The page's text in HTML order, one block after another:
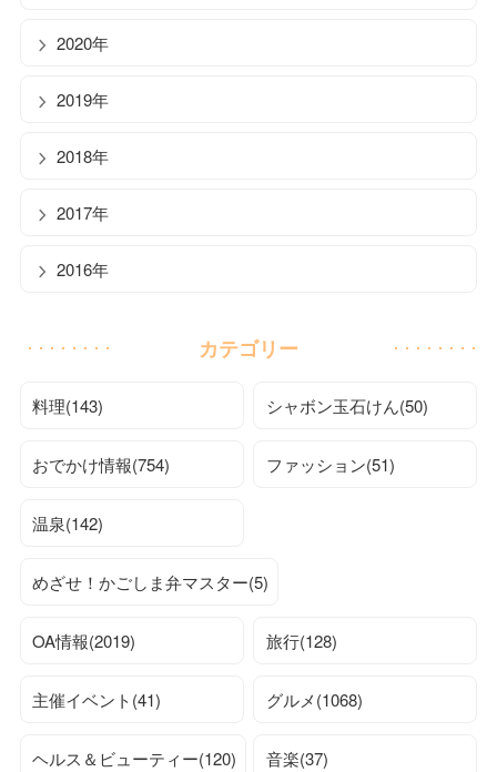
2020年
2019年
2018年
2017年
2016年
カテゴリー
料理(143) シャボン玉石けん(50)
おでかけ情報(754) ファッション(51)
温泉(142)
めざせ！かごしま弁マスター(5)
OA情報(2019) 旅行(128)
主催イベント(41) グルメ(1068)
ヘルス＆ビューティー(120) 音楽(37)